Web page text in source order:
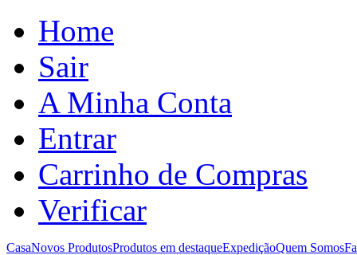
Home
Sair
A Minha Conta
Entrar
Carrinho de Compras
Verificar
CasaNovos ProdutosProdutos em destaqueExpediçãoQuem Somos